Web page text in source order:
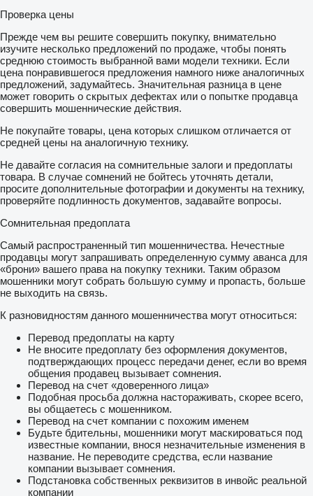
Проверка цены
Прежде чем вы решите совершить покупку, внимательно
изучите несколько предложений по продаже, чтобы понять
среднюю стоимость выбранной вами модели техники. Если
цена понравившегося предложения намного ниже аналогичных
предложений, задумайтесь. Значительная разница в цене
может говорить о скрытых дефектах или о попытке продавца
совершить мошеннические действия.
Не покупайте товары, цена которых слишком отличается от
средней цены на аналогичную технику.
Не давайте согласия на сомнительные залоги и предоплаты
товара. В случае сомнений не бойтесь уточнять детали,
просите дополнительные фотографии и документы на технику,
проверяйте подлинность документов, задавайте вопросы.
Сомнительная предоплата
Самый распространенный тип мошенничества. Нечестные
продавцы могут запрашивать определенную сумму аванса для
«брони» вашего права на покупку техники. Таким образом
мошенники могут собрать большую сумму и пропасть, больше
не выходить на связь.
К разновидностям данного мошенничества могут относиться:
Перевод предоплаты на карту
Не вносите предоплату без оформления документов,
подтверждающих процесс передачи денег, если во время
общения продавец вызывает сомнения.
Перевод на счет «доверенного лица»
Подобная просьба должна настораживать, скорее всего,
вы общаетесь с мошенником.
Перевод на счет компании с похожим именем
Будьте бдительны, мошенники могут маскироваться под
известные компании, внося незначительные изменения в
название. Не переводите средства, если название
компании вызывает сомнения.
Подстановка собственных реквизитов в инвойс реальной
компании